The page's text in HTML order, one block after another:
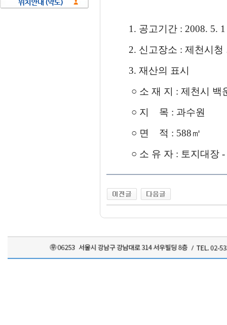
1. 공고기간 : 2008. 5.
2. 신고장소 : 제천시
3. 재산의 표시
○ 소 재 지 : 제천시 백
○ 지 목 : 과수원
○ 면 적 : 588㎡
○ 소 유 자 : 토지대장